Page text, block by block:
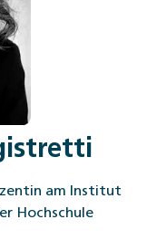
am Institut
Hochschule